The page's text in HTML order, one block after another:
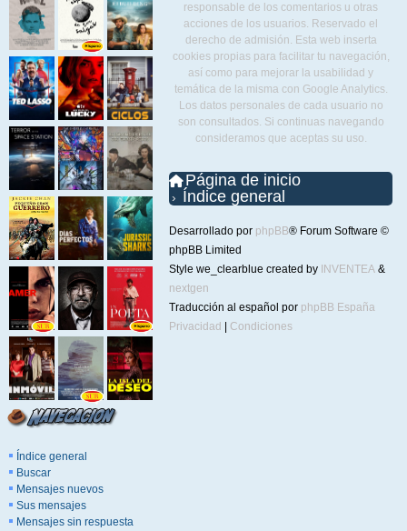
Índice general
Buscar
Mensajes nuevos
Sus mensajes
Mensajes sin respuesta
responsable de los comentarios u otras
acciones de los usuarios. Reservado el
derecho de admisión. Esta web inserta
cookies propias para facilitar tu navegación,
así como para mejorar la usabilidad y
temática de la misma con Google Analytics.
Los datos personales de cada usuario no
son consultados. Si continuas navegando
consideramos que aceptas su uso.
Página de inicio
Índice general
Desarrollado por phpBB® Forum Software ©
phpBB Limited
Style we_clearblue created by INVENTEA &
nextgen
Traducción al español por phpBB España
Privacidad
Condiciones